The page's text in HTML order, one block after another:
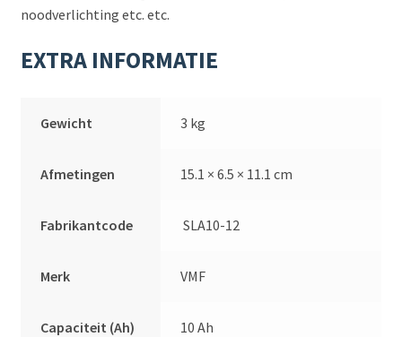
noodverlichting etc. etc.
EXTRA INFORMATIE
Gewicht 3 kg
Afmetingen 15.1 × 6.5 × 11.1 cm
Fabrikantcode SLA10-12
Merk VMF
Capaciteit (Ah) 10 Ah